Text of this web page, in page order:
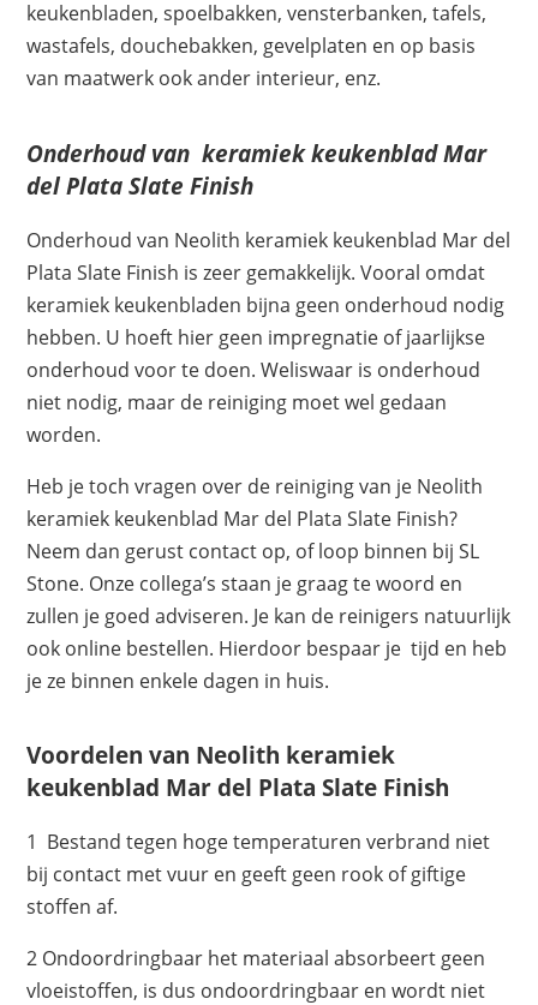
keukenbladen, spoelbakken, vensterbanken, tafels,
wastafels, douchebakken, gevelplaten en op basis
van maatwerk ook ander interieur, enz.
Onderhoud van keramiek keukenblad Mar
del Plata Slate Finish
Onderhoud van Neolith keramiek keukenblad Mar del
Plata Slate Finish is zeer gemakkelijk. Vooral omdat
keramiek keukenbladen bijna geen onderhoud nodig
hebben. U hoeft hier geen impregnatie of jaarlijkse
onderhoud voor te doen. Weliswaar is onderhoud
niet nodig, maar de reiniging moet wel gedaan
worden.
Heb je toch vragen over de reiniging van je Neolith
keramiek keukenblad Mar del Plata Slate Finish?
Neem dan gerust contact op, of loop binnen bij SL
Stone. Onze collega’s staan je graag te woord en
zullen je goed adviseren. Je kan de reinigers natuurlijk
ook online bestellen. Hierdoor bespaar je tijd en heb
je ze binnen enkele dagen in huis.
Voordelen van Neolith keramiek
keukenblad Mar del Plata Slate Finish
1 Bestand tegen hoge temperaturen verbrand niet
bij contact met vuur en geeft geen rook of giftige
stoffen af.
2 Ondoordringbaar het materiaal absorbeert geen
vloeistoffen, is dus ondoordringbaar en wordt niet